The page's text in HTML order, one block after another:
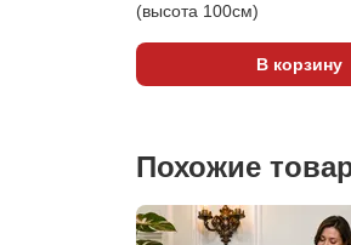
(высота 100см)
В корзину
Похожие